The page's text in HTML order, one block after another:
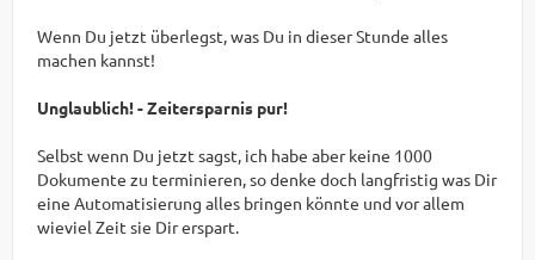
Wenn Du jetzt überlegst, was Du in dieser Stunde alles
machen kannst!
Unglaublich! - Zeitersparnis pur!
Selbst wenn Du jetzt sagst, ich habe aber keine 1000
Dokumente zu terminieren, so denke doch langfristig was Dir
eine Automatisierung alles bringen könnte und vor allem
wieviel Zeit sie Dir erspart.